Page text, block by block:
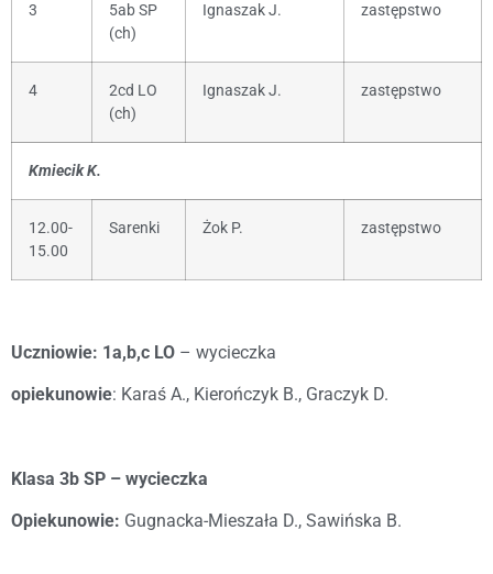
3
5ab SP
(ch)
Ignaszak J. zastępstwo
4
2cd LO
(ch)
Ignaszak J. zastępstwo
Kmiecik K.
12.00-
15.00
Sarenki Żok P. zastępstwo
Uczniowie: 1a,b,c LO – wycieczka
opiekunowie: Karaś A., Kierończyk B., Graczyk D.
Klasa 3b SP – wycieczka
Opiekunowie: Gugnacka-Mieszała D., Sawińska B.